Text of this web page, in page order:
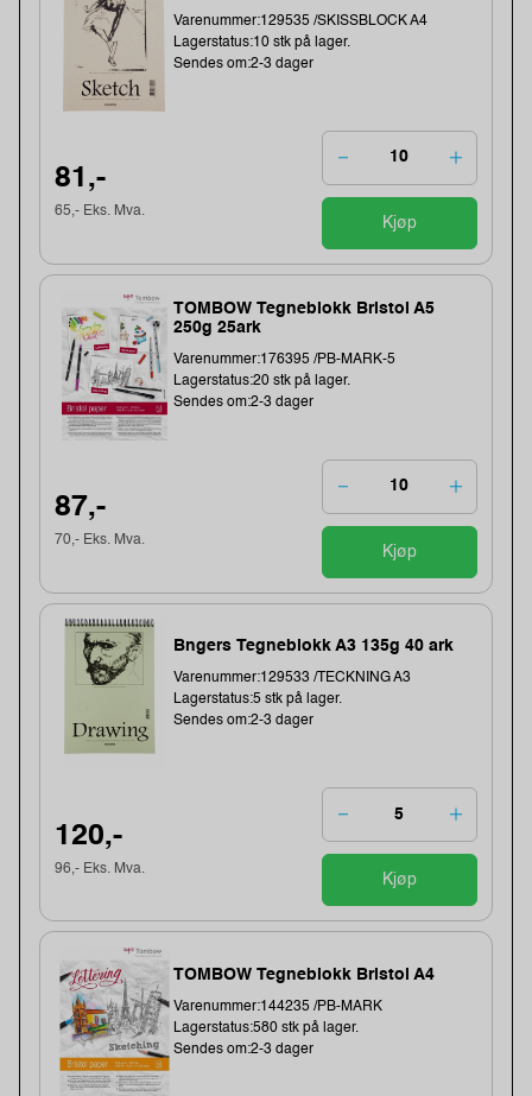
Varenummer:129535 /SKISSBLOCK A4
Lagerstatus:10 stk på lager.
Sendes om:2-3 dager
81,-
65,- Eks. Mva.
Kjøp
TOMBOW Tegneblokk Bristol A5
250g 25ark
Varenummer:176395 /PB-MARK-5
Lagerstatus:20 stk på lager.
Sendes om:2-3 dager
87,-
70,- Eks. Mva.
Kjøp
Bngers Tegneblokk A3 135g 40 ark
Varenummer:129533 /TECKNING A3
Lagerstatus:5 stk på lager.
Sendes om:2-3 dager
120,-
96,- Eks. Mva.
Kjøp
TOMBOW Tegneblokk Bristol A4
Varenummer:144235 /PB-MARK
Lagerstatus:580 stk på lager.
Sendes om:2-3 dager